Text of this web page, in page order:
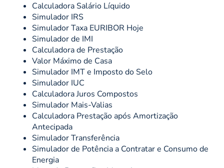
Calculadora Salário Líquido
Simulador IRS
Simulador Taxa EURIBOR Hoje
Simulador de IMI
Calculadora de Prestação
Valor Máximo de Casa
Simulador IMT e Imposto do Selo
Simulador IUC
Calculadora Juros Compostos
Simulador Mais-Valias
Calculadora Prestação após Amortização
Antecipada
Simulador Transferência
Simulador de Potência a Contratar e Consumo de
Energia